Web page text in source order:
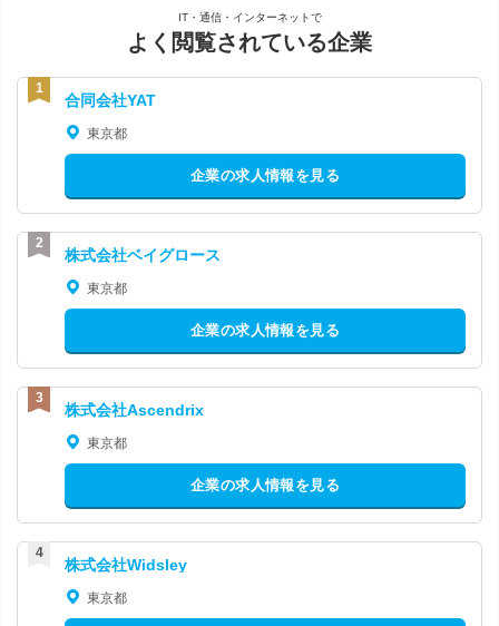
IT・通信・インターネットで
よく閲覧されている企業
合同会社YAT
東京都
企業の求人情報を見る
株式会社ベイグロース
東京都
企業の求人情報を見る
株式会社Ascendrix
東京都
企業の求人情報を見る
株式会社Widsley
東京都